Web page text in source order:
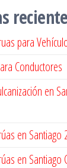
para
Conductores
en
en Santiago
en Santiago